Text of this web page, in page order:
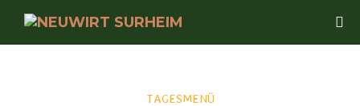
TAGESMENÜ